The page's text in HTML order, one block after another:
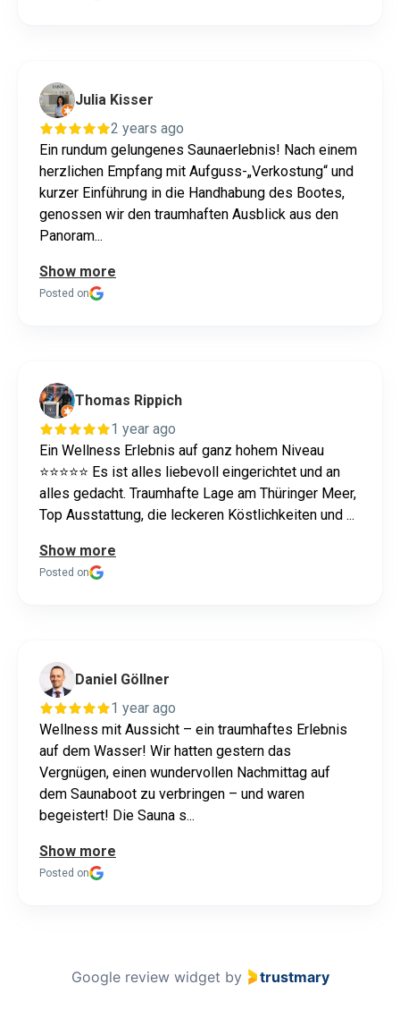
Julia Kisser
2 years ago
Ein rundum gelungenes Saunaerlebnis! Nach einem
herzlichen Empfang mit Aufguss-„Verkostung“ und
kurzer Einführung in die Handhabung des Bootes,
genossen wir den traumhaften Ausblick aus den
Panoram...
Show more
Posted on
Thomas Rippich
1 year ago
Ein Wellness Erlebnis auf ganz hohem Niveau
⭐️⭐️⭐️⭐️⭐️ Es ist alles liebevoll eingerichtet und an
alles gedacht. Traumhafte Lage am Thüringer Meer,
Top Ausstattung, die leckeren Köstlichkeiten und ...
Show more
Posted on
Daniel Göllner
1 year ago
Wellness mit Aussicht – ein traumhaftes Erlebnis
auf dem Wasser! Wir hatten gestern das
Vergnügen, einen wundervollen Nachmittag auf
dem Saunaboot zu verbringen – und waren
begeistert! Die Sauna s...
Show more
Posted on
Google review widget by trustmary